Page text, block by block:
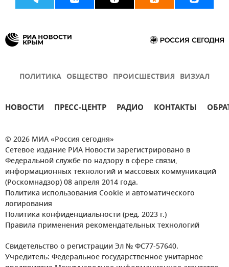
ПОЛИТИКА ОБЩЕСТВО ПРОИСШЕСТВИЯ ВИЗУАЛ
НОВОСТИ ПРЕСС-ЦЕНТР РАДИО КОНТАКТЫ
© 2026 МИА «Россия сегодня»
Сетевое издание РИА Новости зарегистрировано в
Федеральной службе по надзору в сфере связи,
информационных технологий и массовых коммуникаций
(Роскомнадзор) 08 апреля 2014 года.
Политика использования Cookie и автоматического
логирования
Политика конфиденциальности (ред. 2023 г.)
Правила применения рекомендательных технологий
Свидетельство о регистрации Эл № ФС77-57640.
Учредитель: Федеральное государственное унитарное